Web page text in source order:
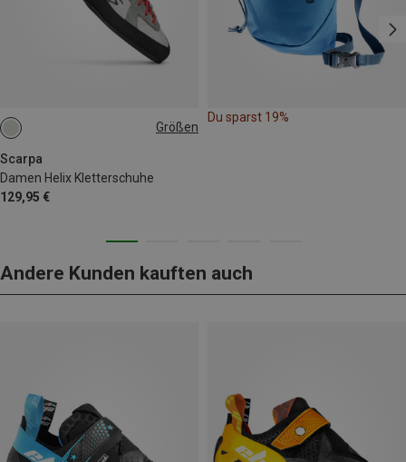
Größen
Scarpa
Damen Helix Kletterschuhe
129,95 €
Du sparst 19%
Andere Kunden kauften auch